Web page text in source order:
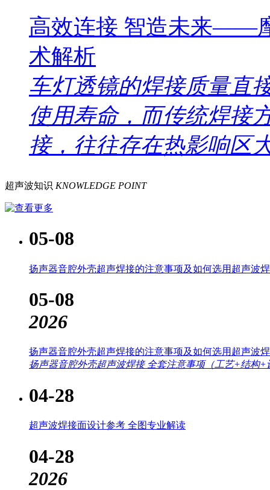
高效连接 智造未来——
术解析
车灯透镜的焊接质量直
使用寿命，而传统焊接
接，往往存在热影响区
超声波知识 KNOWLEDGE POINT
05-08
扬声器音腔外壳超声焊接的注意事项及如何选用超声波
05-08
2026
扬声器音腔外壳超声焊接的注意事项及如何选用超声波
扬声器音腔外壳超声波焊接 全套注意事项（工艺+结构
04-28
超声波焊接面设计参考 全图专业解读
04-28
2026